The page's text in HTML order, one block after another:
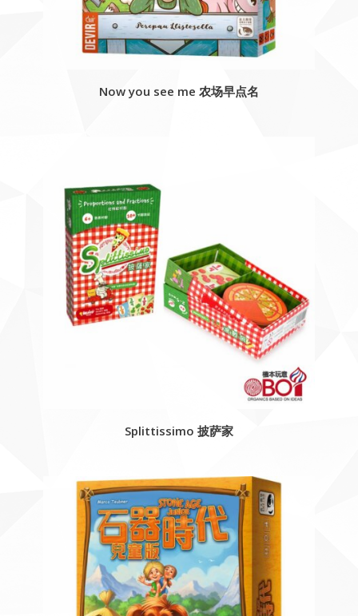
Now you see me 农场早点名
Splittissimo 披萨家